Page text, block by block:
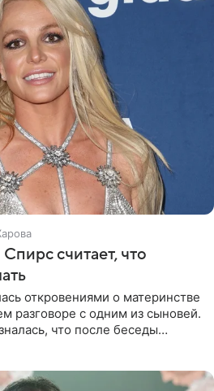
считает, что
откровениями о материнстве
разговоре с одним из сыновей.
что после беседы